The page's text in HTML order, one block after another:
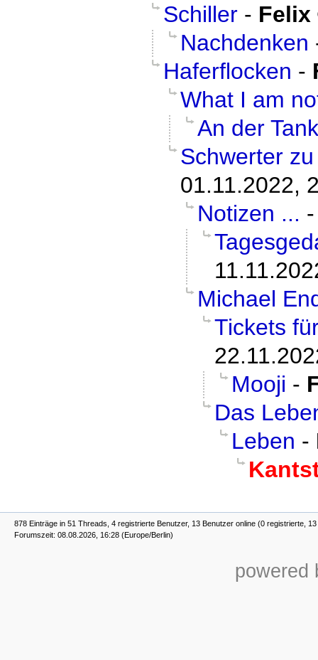
Schiller - Felix
Nachdenken
Haferflocken -
What I am
An der
Schwerter
01.11.2022,
Notizen ...
Michael
Tickets
Mooji -
Das
Leben -
878 Einträge in 51 Threads, 4 registrierte Benutzer, 13 Benutzer online (0 registrierte,
Forumszeit: 08.08.2026, 16:28 (Europe/Berlin)
powered